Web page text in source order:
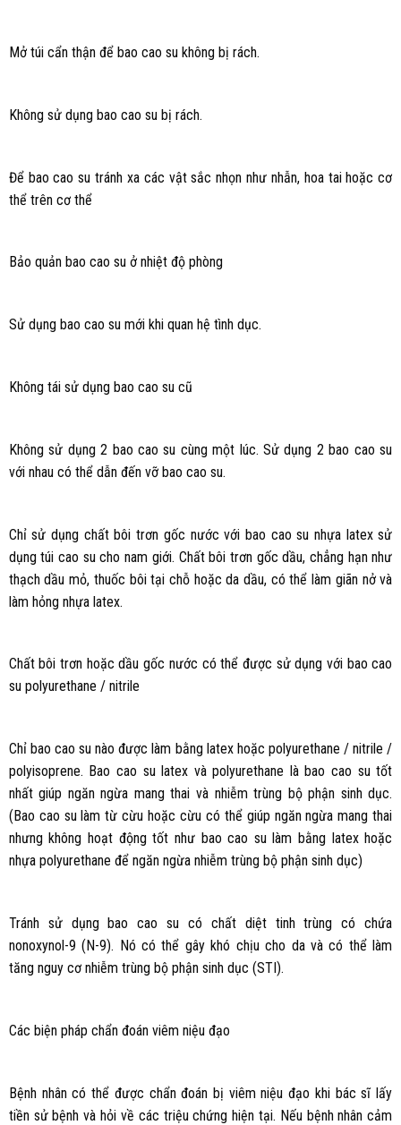
Mở túi cẩn thận để bao cao su không bị rách.
Không sử dụng bao cao su bị rách.
Để bao cao su tránh xa các vật sắc nhọn như nhẫn, hoa tai hoặc cơ
thể trên cơ thể
Bảo quản bao cao su ở nhiệt độ phòng
Sử dụng bao cao su mới khi quan hệ tình dục.
Không tái sử dụng bao cao su cũ
Không sử dụng 2 bao cao su cùng một lúc. Sử dụng 2 bao cao su
với nhau có thể dẫn đến vỡ bao cao su.
Chỉ sử dụng chất bôi trơn gốc nước với bao cao su nhựa latex sử
dụng túi cao su cho nam giới. Chất bôi trơn gốc dầu, chẳng hạn như
thạch dầu mỏ, thuốc bôi tại chỗ hoặc da dầu, có thể làm giãn nở và
làm hỏng nhựa latex.
Chất bôi trơn hoặc dầu gốc nước có thể được sử dụng với bao cao
su polyurethane / nitrile
Chỉ bao cao su nào được làm bằng latex hoặc polyurethane / nitrile /
polyisoprene. Bao cao su latex và polyurethane là bao cao su tốt
nhất giúp ngăn ngừa mang thai và nhiễm trùng bộ phận sinh dục.
(Bao cao su làm từ cừu hoặc cừu có thể giúp ngăn ngừa mang thai
nhưng không hoạt động tốt như bao cao su làm bằng latex hoặc
nhựa polyurethane để ngăn ngừa nhiễm trùng bộ phận sinh dục)
Tránh sử dụng bao cao su có chất diệt tinh trùng có chứa
nonoxynol-9 (N-9). Nó có thể gây khó chịu cho da và có thể làm
tăng nguy cơ nhiễm trùng bộ phận sinh dục (STI).
Các biện pháp chẩn đoán viêm niệu đạo
Bệnh nhân có thể được chẩn đoán bị viêm niệu đạo khi bác sĩ lấy
tiền sử bệnh và hỏi về các triệu chứng hiện tại. Nếu bệnh nhân cảm